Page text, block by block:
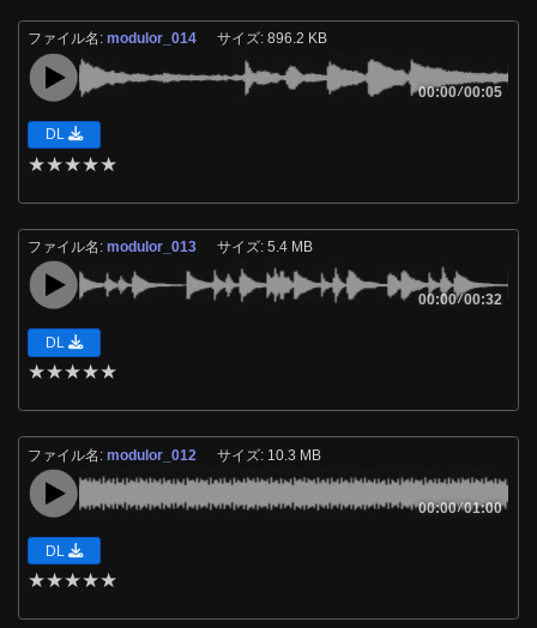
ファイル名:modulor_014 サイズ: 896.2 KB
00:00/00:05
DL
★★★★★
ファイル名:modulor_013 サイズ: 5.4 MB
00:00/00:32
DL
★★★★★
ファイル名:modulor_012 サイズ: 10.3 MB
00:00/01:00
DL
★★★★★